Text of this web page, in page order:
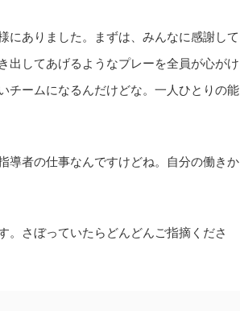
にありました。まずは、みんなに感謝して
出してあげるようなプレーを全員が心がけ
チームになるんだけどな。一人ひとりの能
導者の仕事なんですけどね。自分の働きか
。さぼっていたらどんどんご指摘くださ